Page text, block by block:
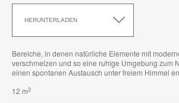
HERUNTERLADEN
Anwendung
Bereiche, in denen natürliche Elemente mit
verschmelzen und so eine ruhige Umgebung zum
einen spontanen Austausch unter freiem Himmel
12 m2